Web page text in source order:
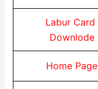
Labur Card
Downlode
Home Page